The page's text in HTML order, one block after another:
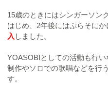
15歳のときにはシンガーソン
はじめ、2年後にはぷらそにか
入 しました。
YOASOBIとしての活動も行
制作やソロでの歌唱などを行
す。